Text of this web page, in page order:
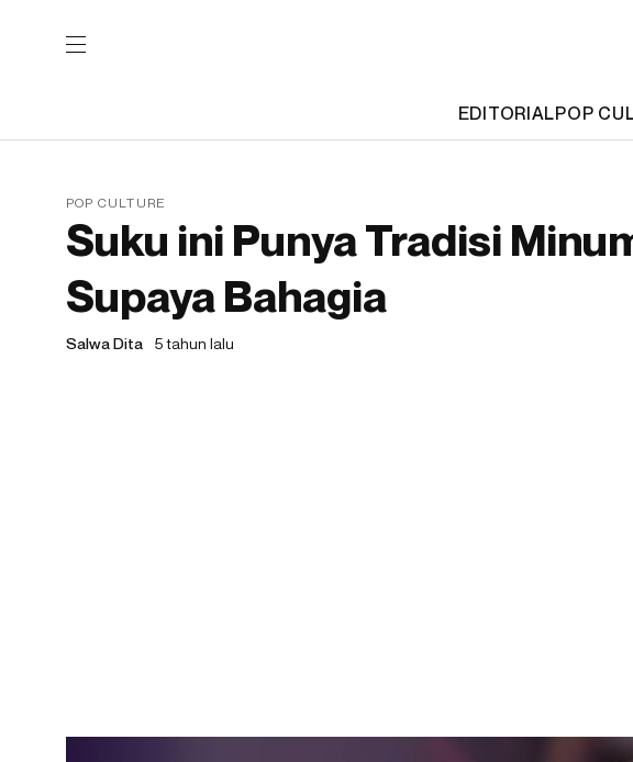
EDITORIALPOP
POP CULTURE
Suku ini Punya Tradisi
Supaya Bahagia
Salwa Dita 5 tahun lalu